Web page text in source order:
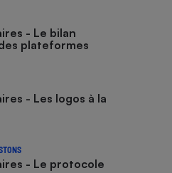
- Le bilan
plateformes
- Les logos à la
- Le protocole